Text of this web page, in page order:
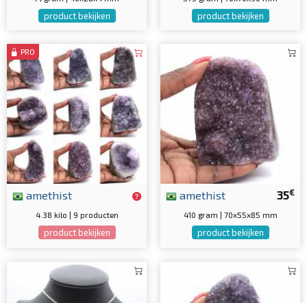
product bekijken product bekijken
PRO
amethist
4.38 kilo | 9 producten
product bekijken
35€
amethist
410 gram | 70x55x85 mm
product bekijken